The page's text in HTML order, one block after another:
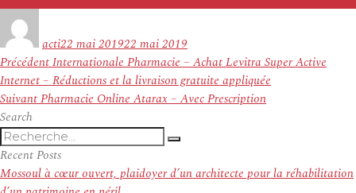
actile
22 mai 201922 mai 2019
Navigation
de
l’article
PrécédentArticle
précédent :
Internationale Pharmacie – Achat Levitra Super Active
Internet – Réductions et la livraison gratuite appliquée
SuivantArticle
Pharmacie Online Atarax – Avec Prescription
Search
Recherche
pour
:
Recherche
Recent Posts
Mossoul à cœur ouvert, plaidoyer d’un architecte pour la réhabilitation